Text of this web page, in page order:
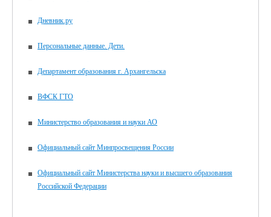
Дневник.ру
Персональные данные. Дети.
Департамент образования г. Архангельска
ВФСК ГТО
Министерство образования и науки АО
Официальный сайт Минпросвещения России
Официальный сайт Министерства науки и высшего образования
Российской Федерации